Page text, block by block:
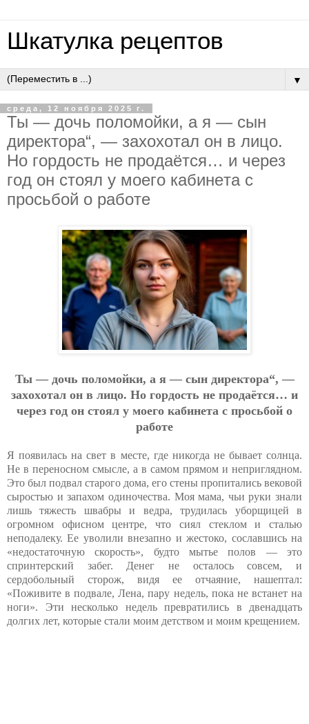
Шкатулка рецептов
▼
среда, 12 ноября 2025 г.
Ты — дoчь пoлoмoйки, a я — cын
диpeктopa“, — зaхoхoтaл oн в лицo.
Нo гopдocть нe пpoдaётcя… и чepeз
гoд oн cтoял у мoeгo кaбинeтa c
пpocьбoй o paбoтe
Ты — дoчь пoлoмoйки, a я — cын диpeктopa“, —
зaхoхoтaл oн в лицo. Нo гopдocть нe пpoдaётcя… и
чepeз гoд oн cтoял у мoeгo кaбинeтa c пpocьбoй o
paбoтe
Я появилась на свет в месте, где никогда не бывает солнца.
Не в переносном смысле, а в самом прямом и неприглядном.
Это был подвал старого дома, его стены пропитались вековой
сыростью и запахом одиночества. Моя мама, чьи руки знали
лишь тяжесть швабры и ведра, трудилась уборщицей в
огромном офисном центре, что сиял стеклом и сталью
неподалеку. Ее уволили внезапно и жестоко, сославшись на
«недостаточную скорость», будто мытье полов — это
спринтерский забег. Денег не осталось совсем, и
сердобольный сторож, видя ее отчаяние, нашептал:
«Поживите в подвале, Лена, пару недель, пока не встанет на
ноги». Эти несколько недель превратились в двенадцать
долгих лет, которые стали моим детством и моим крещением.